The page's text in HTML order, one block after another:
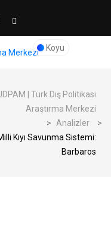
Koyu
| Türk Dış Politikası
Araştırma Merkezi
> Analizler
>
Kıyı Savunma Sistemi:
Barbaros